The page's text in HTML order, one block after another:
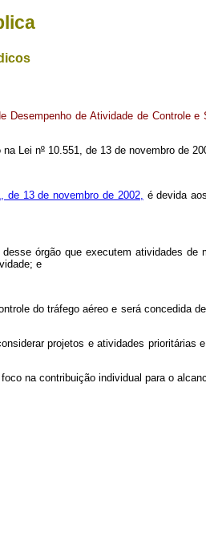
Desempenho de Atividade de Controle
na Lei nº 10.551, de 13 de novembro de
de 13 de novembro de 2002, é devida
órgão que executem atividades de
e
do tráfego aéreo e será concedida
projetos e atividades prioritárias
na contribuição individual para o